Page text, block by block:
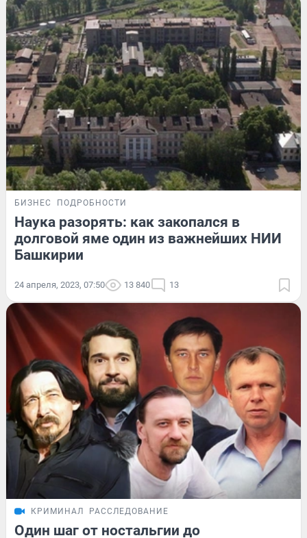
БИЗНЕС ПОДРОБНОСТИ
Наука разорять: как закопался в
долговой яме один из важнейших НИИ
Башкирии
24 апреля, 2023, 07:50 13 840 13
КРИМИНАЛ РАССЛЕДОВАНИЕ
Один шаг от ностальгии до